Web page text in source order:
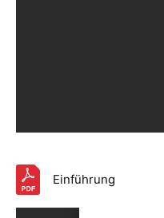
Einführung